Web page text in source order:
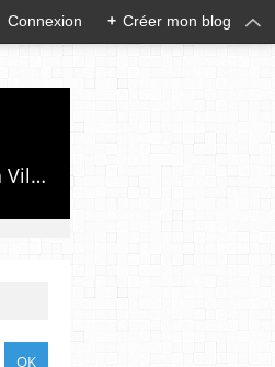
Connexion + Créer mon blog
Luttes émancipatrices,recherche du forum politico/social pour des alternatives,luttes urbaines #Droit à la Ville", #Paris #GrandParis,enjeux de la métropolisation,accès aux Archives publiques par Pierre Mansat,auteur‼️Ma vie rouge. Meutre au Grand Paris‼️[PUG]Association Josette & Maurice #Audin>bénevole Secours Populaire>Comité Laghouat-France>#Mumia #INTA